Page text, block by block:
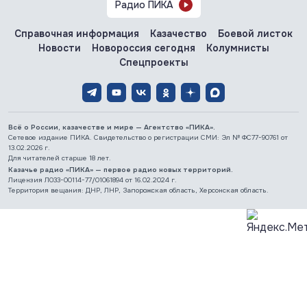
#Запорожская область #СВО #Сводка
Запорожская область: главное за 7 августа
#Газ #ЕС #Нефть #Россия #Флот
Россия наращивает флот LNG-танкеров. Санкции ЕС
бессильны
Радио ПИКА
Справочная информация Казачество
Боевой листок
Новости
Новороссия сегодня
Колумнисты
Спецпроекты
Всё о России, казачестве и мире — Агентство «ПИКА».
Сетевое издание ПИКА. Свидетельство о регистрации СМИ: Эл № ФС77-90761 от
13.02.2026 г.
Для читателей старше 18 лет.
Казачье радио «ПИКА» — первое радио новых территорий.
Лицензия Л033-00114-77/01061894 от 16.02.2024 г.
Территория вещания: ДНР, ЛНР, Запорожская область, Херсонская область.